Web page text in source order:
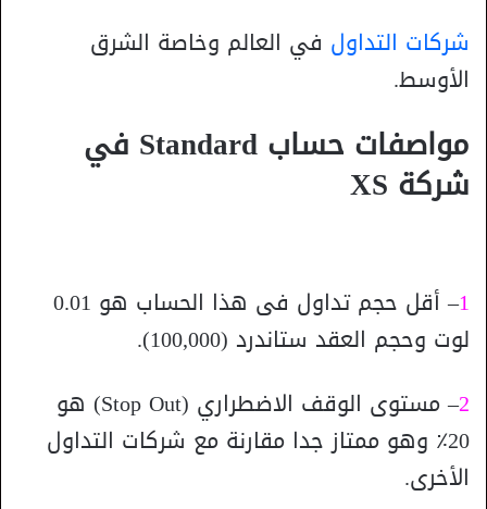
شركات التداول في العالم وخاصة الشرق
الأوسط.
مواصفات حساب Standard في
شركة XS
1
– أقل حجم تداول فى هذا الحساب هو 0.01
لوت وحجم العقد ستاندرد (100,000).
2
– مستوى الوقف الاضطراري (Stop Out) هو
20٪ وهو ممتاز جدا مقارنة مع شركات التداول
الأخرى.